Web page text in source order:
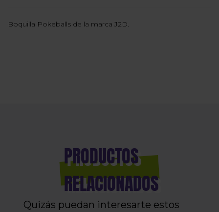
Boquilla Pokeballs de la marca J2D.
PRODUCTOS
RELACIONADOS
Quizás puedan interesarte estos